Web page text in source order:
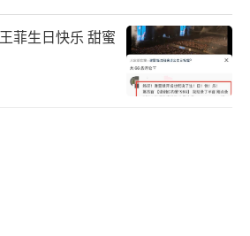
游客在山东青岛即墨区灵山
菲生日快乐 甜蜜